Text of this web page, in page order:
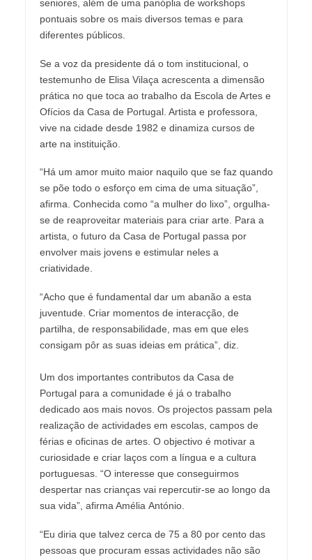
seniores, além de uma panóplia de workshops
pontuais sobre os mais diversos temas e para
diferentes públicos.
Se a voz da presidente dá o tom institucional, o
testemunho de Elisa Vilaça acrescenta a dimensão
prática no que toca ao trabalho da Escola de Artes e
Ofícios da Casa de Portugal. Artista e professora,
vive na cidade desde 1982 e dinamiza cursos de
arte na instituição.
“Há um amor muito maior naquilo que se faz quando
se põe todo o esforço em cima de uma situação”,
afirma. Conhecida como “a mulher do lixo”, orgulha-
se de reaproveitar materiais para criar arte. Para a
artista, o futuro da Casa de Portugal passa por
envolver mais jovens e estimular neles a
criatividade.
“Acho que é fundamental dar um abanão a esta
juventude. Criar momentos de interacção, de
partilha, de responsabilidade, mas em que eles
consigam pôr as suas ideias em prática”, diz.
Um dos importantes contributos da Casa de
Portugal para a comunidade é já o trabalho
dedicado aos mais novos. Os projectos passam pela
realização de actividades em escolas, campos de
férias e oficinas de artes. O objectivo é motivar a
curiosidade e criar laços com a língua e a cultura
portuguesas. “O interesse que conseguirmos
despertar nas crianças vai repercutir-se ao longo da
sua vida”, afirma Amélia António.
“Eu diria que talvez cerca de 75 a 80 por cento das
pessoas que procuram essas actividades não são